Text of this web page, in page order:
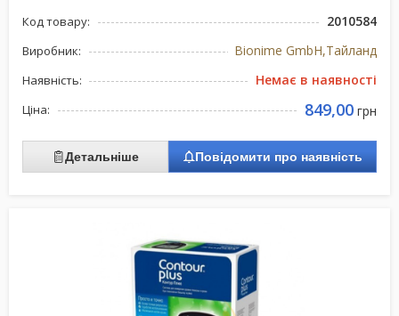
Код товару: 2010584
Виробник: Bionime GmbH,Тайланд
Наявність: Немає в наявності
Ціна: 849,00 грн
Детальніше Повідомити про наявність